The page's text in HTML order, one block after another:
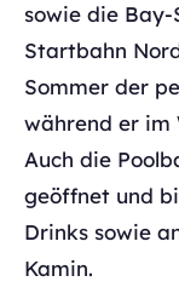
sowie die
Startbahn
Sommer der
während er im
Auch die
geöffnet und
Drinks sowie
Kamin.